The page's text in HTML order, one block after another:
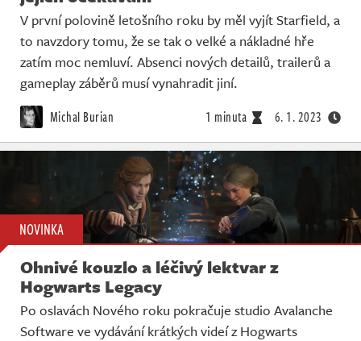
V první polovině letošního roku by měl vyjít Starfield, a
to navzdory tomu, že se tak o velké a nákladné hře
zatím moc nemluví. Absenci nových detailů, trailerů a
gameplay záběrů musí vynahradit jiní.
Michal Burian 1 minuta 6. 1. 2023
NOVINKA
Ohnivé kouzlo a léčivý lektvar z
Hogwarts Legacy
Po oslavách Nového roku pokračuje studio Avalanche
Software ve vydávání krátkých videí z Hogwarts